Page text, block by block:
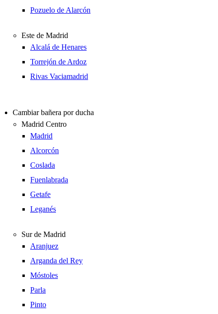
Pozuelo de Alarcón
Este de Madrid
Alcalá de Henares
Torrejón de Ardoz
Rivas Vaciamadrid
Cambiar bañera por ducha
Madrid Centro
Madrid
Alcorcón
Coslada
Fuenlabrada
Getafe
Leganés
Sur de Madrid
Aranjuez
Arganda del Rey
Móstoles
Parla
Pinto